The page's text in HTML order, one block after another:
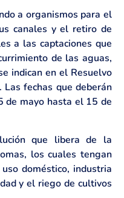
a organismos para el
canales y el retiro de
a las captaciones que
de las aguas,
indican en el Resuelvo
fechas que deberán
de mayo hasta el 15 de
que libera de la
los cuales tengan
doméstico, industria
y el riego de cultivos